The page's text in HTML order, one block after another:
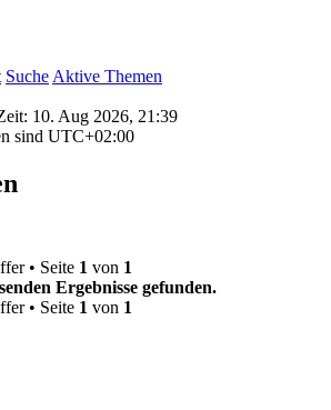
Suche Aktive Themen
10. Aug 2026, 21:39
sind UTC+02:00
• Seite 1 von 1
Ergebnisse gefunden.
• Seite 1 von 1